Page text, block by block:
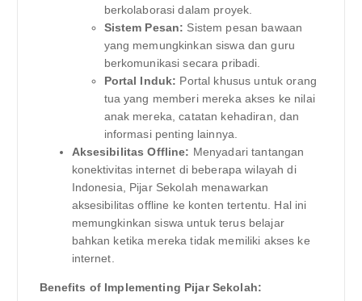
berkolaborasi dalam proyek.
Sistem Pesan: Sistem pesan bawaan
yang memungkinkan siswa dan guru
berkomunikasi secara pribadi.
Portal Induk: Portal khusus untuk orang
tua yang memberi mereka akses ke nilai
anak mereka, catatan kehadiran, dan
informasi penting lainnya.
Aksesibilitas Offline: Menyadari tantangan
konektivitas internet di beberapa wilayah di
Indonesia, Pijar Sekolah menawarkan
aksesibilitas offline ke konten tertentu. Hal ini
memungkinkan siswa untuk terus belajar
bahkan ketika mereka tidak memiliki akses ke
internet.
Benefits of Implementing Pijar Sekolah: